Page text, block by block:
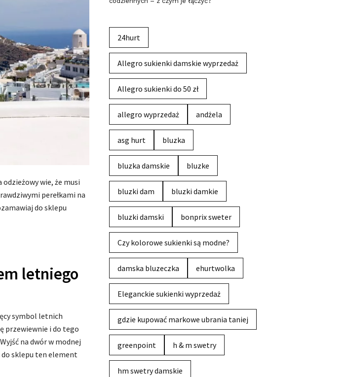
wie, że musi
perełkami na
do sklepu
letniego
symbol letnich
przewiewnie i do tego
na dwór w modnej
do sklepu ten element
24hurt
Allegro sukienki damskie wyprzedaż
Allegro sukienki do 50 zł
allegro wyprzedaż andżela
asg hurt bluzka
bluzka damskie bluzke
bluzki dam bluzki damkie
bluzki damski bonprix sweter
Czy kolorowe sukienki są modne?
damska bluzeczka ehurtwolka
Eleganckie sukienki wyprzedaż
gdzie kupować markowe ubrania taniej
greenpoint h & m swetry
hm swetry damskie